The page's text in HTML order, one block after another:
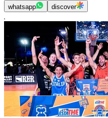
whatsapp discover